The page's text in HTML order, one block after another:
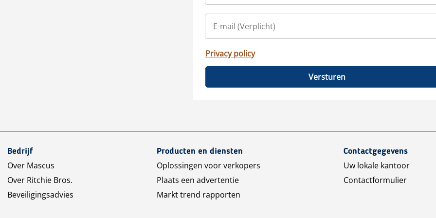
Privacy policy
Versturen
Bedrijf
Over Mascus
Over Ritchie Bros.
Beveiligingsadvies
Producten en diensten
Oplossingen voor verkopers
Plaats een advertentie
Markt trend rapporten
Contactgegevens
Uw lokale kantoor
Contactformulier